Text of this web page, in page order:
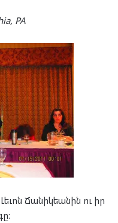
PA
Ճա­նիկեա­նին ու իր